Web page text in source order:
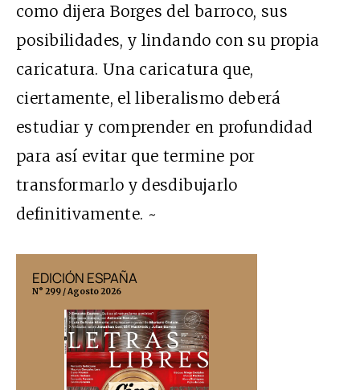
como dijera Borges del barroco, sus
posibilidades, y lindando con su propia
caricatura. Una caricatura que,
ciertamente, el liberalismo deberá
estudiar y comprender en profundidad
para así evitar que termine por
transformarlo y desdibujarlo
definitivamente. ~
EDICIÓN ESPAÑA
N° 299 / Agosto 2026